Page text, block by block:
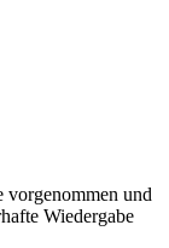
und
Wiedergabe